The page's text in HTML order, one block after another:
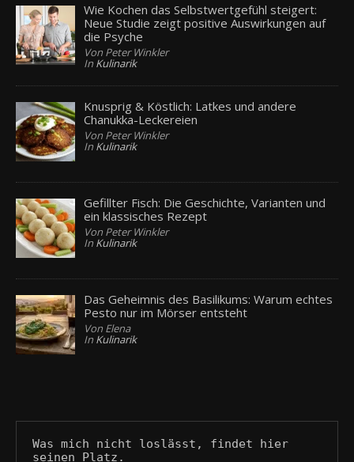
Wie Kochen das Selbstwertgefühl steigert:
Neue Studie zeigt positive Auswirkungen auf
die Psyche
Von Peter Winkler
In Kulinarik
Knusprig & Köstlich: Latkes und andere
Chanukka-Leckereien
Von Peter Winkler
In Kulinarik
Gefillter Fisch: Die Geschichte, Varianten und
ein klassisches Rezept
Von Peter Winkler
In Kulinarik
Das Geheimnis des Basilikums: Warum echtes
Pesto nur im Mörser entsteht
Von Elena
In Kulinarik
Was mich nicht loslässt, findet hier
seinen Platz.